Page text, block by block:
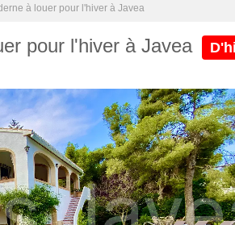
à louer pour l'hiver à Javea
pour l'hiver à Javea